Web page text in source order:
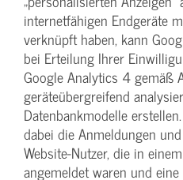
internetfähigen Endgeräte
verknüpft haben, kann
bei Erteilung Ihrer
Google Analytics 4 gemäß
geräteübergreifend
Datenbankmodelle
dabei die Anmeldungen
Website-Nutzer, die in
angemeldet waren und